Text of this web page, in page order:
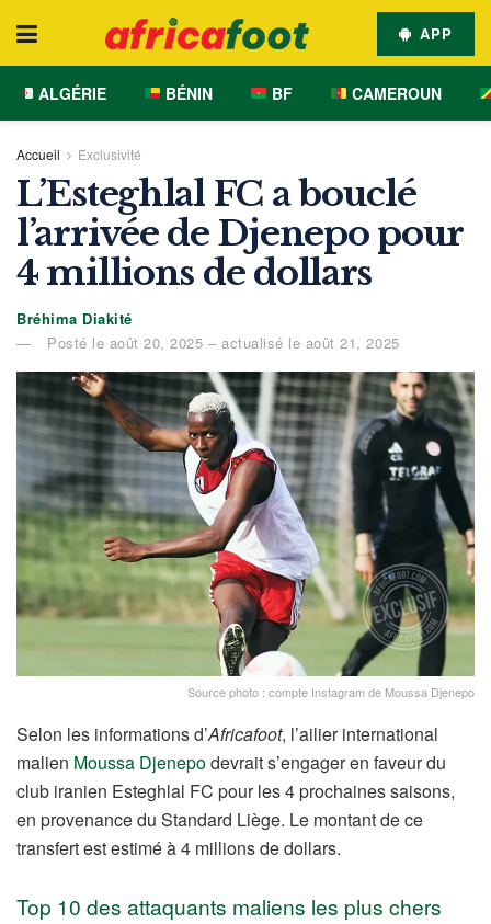
APP
ALGÉRIE BÉNIN BF CAMEROUN
Accueil Exclusivité
L’Esteghlal FC a bouclé
l’arrivée de Djenepo pour
4 millions de dollars
Bréhima Diakité
Posté le août 20, 2025 – actualisé le août 21, 2025
Source photo : compte Instagram de Moussa Djenepo
Selon les informations d’Africafoot, l’ailier international
malien Moussa Djenepodevrait s’engager en faveur du
club iranien Esteghlal FC pour les 4 prochaines saisons,
en provenance du Standard Liège. Le montant de ce
transfert est estimé à 4 millions de dollars.
Top 10 des attaquants maliens les plus chers